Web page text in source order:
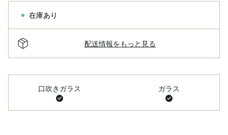
在庫あり
配送情報をもっと見る
口吹きガラス ガラス